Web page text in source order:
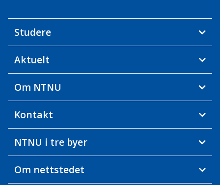
Studere
Aktuelt
Om NTNU
Kontakt
NTNU i tre byer
Om nettstedet